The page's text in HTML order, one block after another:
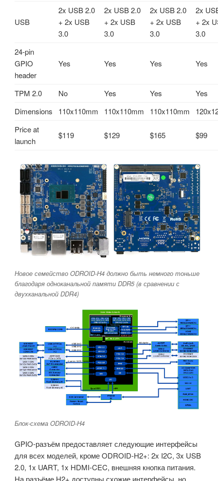
USB
2x USB 2.0
+ 2x USB
3.0
2x USB 2.0
+ 2x USB
3.0
2x USB 2.0
+ 2x USB
3.0
2x
+ 2x
3.0
24-pin
GPIO
header
Yes Yes Yes Yes
TPM 2.0 No Yes Yes
Yes
Dimensions
110x110mm 110x110mm 110x110mm
Price at
launch
$119 $129 $165 $99
Новое семейство ODROID-H4 должно быть немного тоньше
благодаря одноканальной памяти DDR5 (в сравнении с
двухканальной DDR4)
Блок-схема ODROID-H4
GPIO-разъём предоставляет следующие интерфейсы
для всех моделей, кроме ODROID-H2+: 2x I2C, 3x USB
2.0, 1x UART, 1x HDMI-CEC, внешняя кнопка питания.
На разъёме H2+ доступны схожие интерфейсы, но